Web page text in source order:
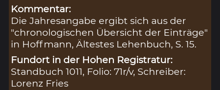
Kommentar:
Die Jahresangabe ergibt sich aus der
"chronologischen Übersicht der Einträge"
in Hoffmann, Ältestes Lehenbuch, S. 15.
Fundort in der Hohen Registratur:
Standbuch 1011, Folio: 71r/v, Schreiber:
Lorenz Fries